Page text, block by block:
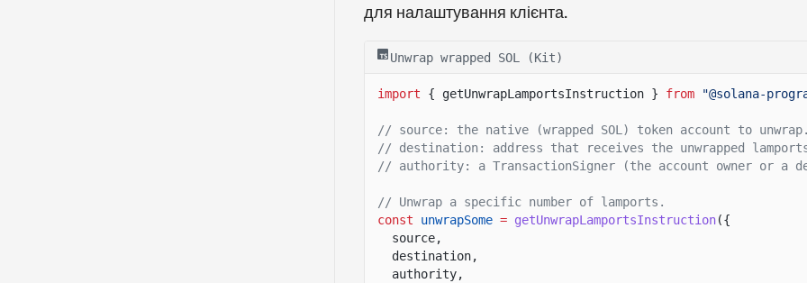
для налаштування клієнта.
Unwrap wrapped SOL (Kit)
import { getUnwrapLamportsInstruction } from "@solana-
// source: the native (wrapped SOL) token account to unwrap.
// destination: address that receives the unwrapped
// authority: a TransactionSigner (the account owner or a
// Unwrap a specific number of lamports.
const
unwrapSome = getUnwrapLamportsInstruction({
source,
destination,
authority,